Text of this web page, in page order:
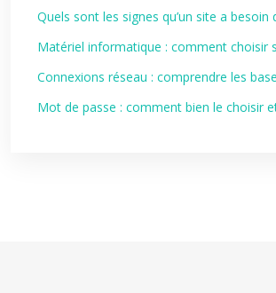
Quels sont les signes qu’un site a besoin
Matériel informatique : comment choisir
Connexions réseau : comprendre les
Mot de passe : comment bien le choisir